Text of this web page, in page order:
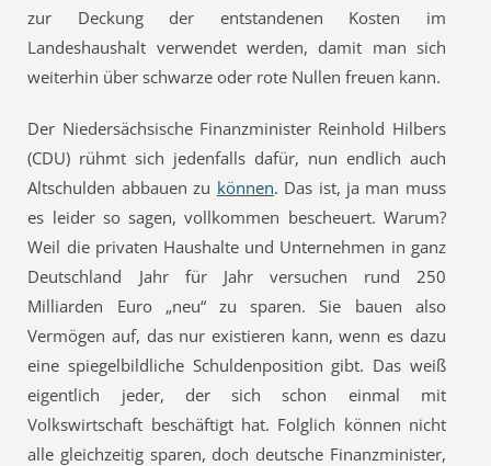
zur Deckung der entstandenen Kosten im
Landeshaushalt verwendet werden, damit man sich
weiterhin über schwarze oder rote Nullen freuen kann.
Der Niedersächsische Finanzminister Reinhold Hilbers
(CDU) rühmt sich jedenfalls dafür, nun endlich auch
Altschulden abbauen zu können. Das ist, ja man muss
es leider so sagen, vollkommen bescheuert. Warum?
Weil die privaten Haushalte und Unternehmen in ganz
Deutschland Jahr für Jahr versuchen rund 250
Milliarden Euro „neu“ zu sparen. Sie bauen also
Vermögen auf, das nur existieren kann, wenn es dazu
eine spiegelbildliche Schuldenposition gibt. Das weiß
eigentlich jeder, der sich schon einmal mit
Volkswirtschaft beschäftigt hat. Folglich können nicht
alle gleichzeitig sparen, doch deutsche Finanzminister,